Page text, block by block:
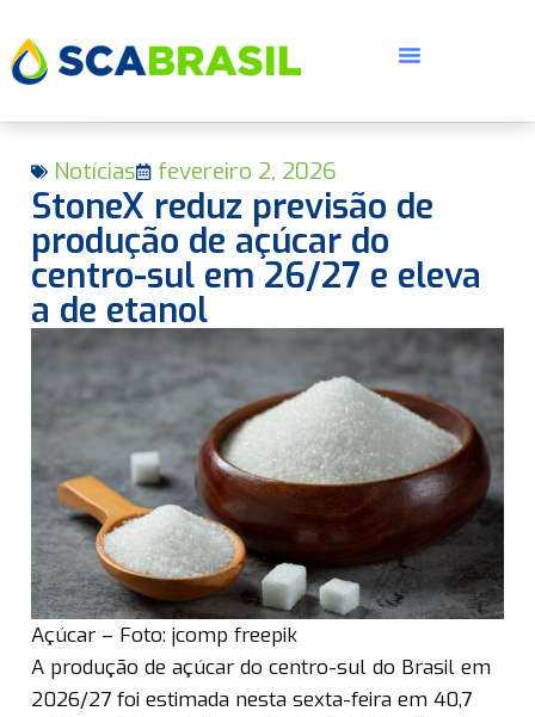
Notícias fevereiro 2, 2026
StoneX reduz previsão de
produção de açúcar do
centro-sul em 26/27 e eleva
a de etanol
Açúcar – Foto: jcomp freepik
A produção de açúcar do centro-sul do Brasil em
2026/27 foi estimada nesta sexta-feira em 40,7